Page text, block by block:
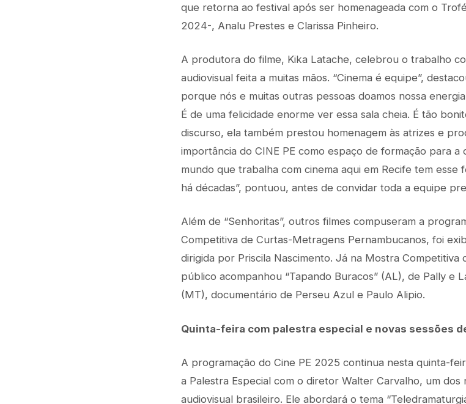
que retorna ao festival após ser homenageada com o
2024-, Analu Prestes e Clarissa Pinheiro.
A produtora do filme, Kika Latache, celebrou o trabalho
audiovisual feita a muitas mãos. “Cinema é equipe”,
porque nós e muitas outras pessoas doamos nossa
É de uma felicidade enorme ver essa sala cheia. É tão
discurso, ela também prestou homenagem às atrizes e
importância do CINE PE como espaço de formação para a
mundo que trabalha com cinema aqui em Recife tem esse
há décadas”, pontuou, antes de convidar toda a equipe
Além de “Senhoritas”, outros filmes compuseram a
Competitiva de Curtas-Metragens Pernambucanos, foi
dirigida por Priscila Nascimento. Já na Mostra Competitiva
público acompanhou “Tapando Buracos” (AL), de Pally e
(MT), documentário de Perseu Azul e Paulo Alipio.
Quinta-feira com palestra especial e novas sessões
A programação do Cine PE 2025 continua nesta quinta-
a Palestra Especial com o diretor Walter Carvalho, um dos
audiovisual brasileiro. Ele abordará o tema